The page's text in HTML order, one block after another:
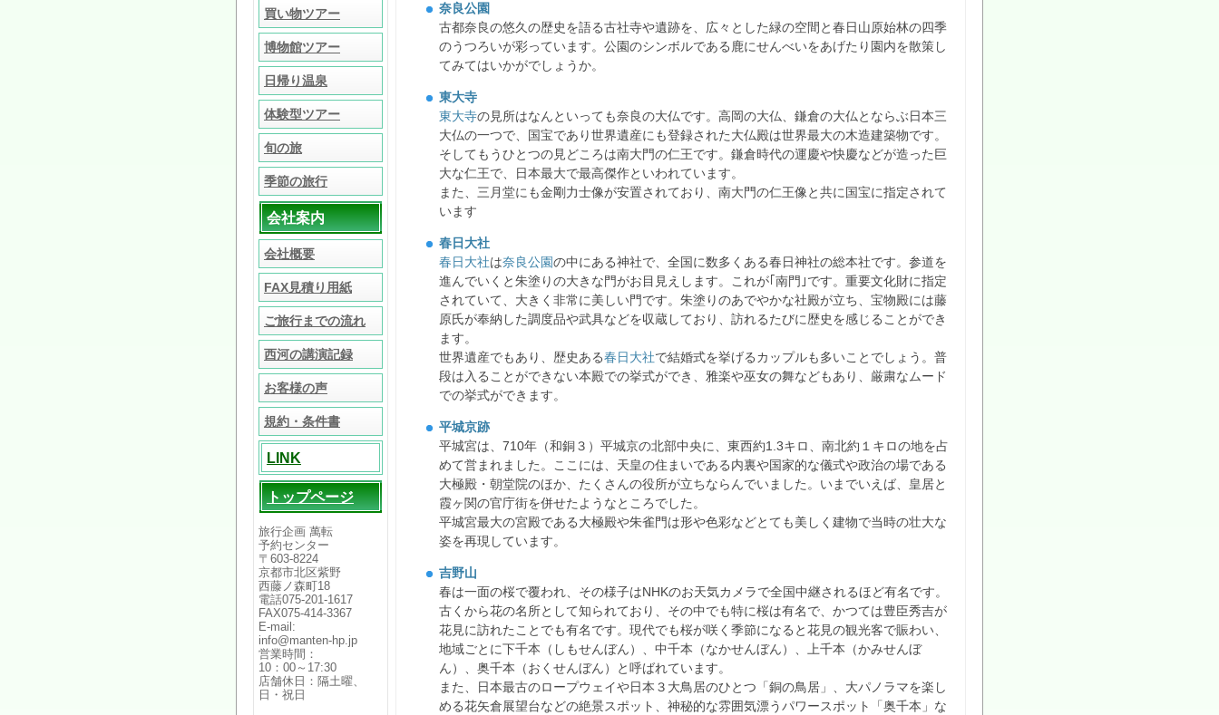
奈良公園
古都奈良の悠久の歴史を語る古社寺や遺跡を、広々とした緑の空間と春日山原始林の四季
のうつろいが彩っています。公園のシンボルである鹿にせんべいをあげたり園内を散策し
てみてはいかがでしょうか。
東大寺
東大寺の見所はなんといっても奈良の大仏です。高岡の大仏、鎌倉の大仏とならぶ日本三
大仏の一つで、国宝であり世界遺産にも登録された大仏殿は世界最大の木造建築物です。
そしてもうひとつの見どころは南大門の仁王です。鎌倉時代の運慶や快慶などが造った巨
大な仁王で、日本最大で最高傑作といわれています。
また、三月堂にも金剛力士像が安置されており、南大門の仁王像と共に国宝に指定されて
います
春日大社
春日大社は奈良公園の中にある神社で、全国に数多くある春日神社の総本社です。参道を
進んでいくと朱塗りの大きな門がお目見えします。これが｢南門｣です。重要文化財に指定
されていて、大きく非常に美しい門です。朱塗りのあでやかな社殿が立ち、宝物殿には藤
原氏が奉納した調度品や武具などを収蔵しており、訪れるたびに歴史を感じることができ
ます。
世界遺産でもあり、歴史ある春日大社で結婚式を挙げるカップルも多いことでしょう。普
段は入ることができない本殿での挙式ができ、雅楽や巫女の舞などもあり、厳粛なムード
での挙式ができます。
平城京跡
平城宮は、710年（和銅３）平城京の北部中央に、東西約1.3キロ、南北約１キロの地を占
めて営まれました。ここには、天皇の住まいである内裏や国家的な儀式や政治の場である
大極殿・朝堂院のほか、たくさんの役所が立ちならんでいました。いまでいえば、皇居と
霞ヶ関の官庁街を併せたようなところでした。
平城宮最大の宮殿である大極殿や朱雀門は形や色彩などとても美しく建物で当時の壮大な
姿を再現しています。
吉野山
春は一面の桜で覆われ、その様子はNHKのお天気カメラで全国中継されるほど有名です。
古くから花の名所として知られており、その中でも特に桜は有名で、かつては豊臣秀吉が
花見に訪れたことでも有名です。現代でも桜が咲く季節になると花見の観光客で賑わい、
地域ごとに下千本（しもせんぼん）、中千本（なかせんぼん）、上千本（かみせんぼ
ん）、奥千本（おくせんぼん）と呼ばれています。
また、日本最古のロープウェイや日本３大鳥居のひとつ「銅の鳥居」、大パノラマを楽し
める花矢倉展望台などの絶景スポット、神秘的な雰囲気漂うパワースポット「奥千本」な
買い物ツアー
博物館ツアー
日帰り温泉
体験型ツアー
旬の旅
季節の旅行
会社案内
会社概要
FAX見積り用紙
ご旅行までの流れ
西河の講演記録
お客様の声
規約・条件書
LINK
トップページ
旅行企画 萬転
予約センター
〒603-8224
京都市北区紫野
西藤ノ森町18
電話075-201-1617
FAX075-414-3367
E-mail:
info@manten-hp.jp
営業時間：
10：00～17:30
店舗休日：隔土曜、
日・祝日